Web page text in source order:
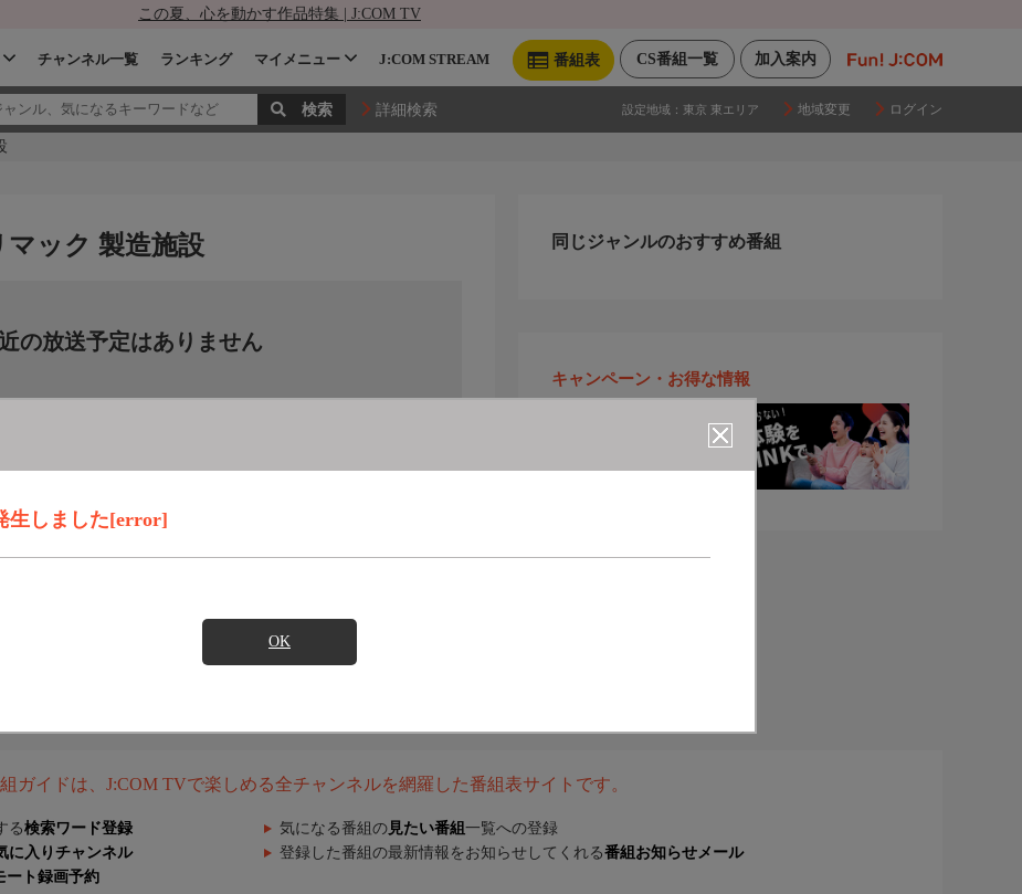
この夏、心を動かす作品特集 | J:COM TV
加入案内
CS番組一覧
番組表
チャンネル一覧 ランキング マイメニュー J:COM STREAM
詳細検索 設定地域： 東京 東エリア 地域変更 ログイン
生しました[error]
OK
ック 製造施設
の放送予定はありません
同じジャンルのおすすめ番組
キャンペーン・お得な情報
ガイドは、J:COM TVで楽しめる全チャンネルを網羅した番組表サイトです。
る検索ワード登録 気になる番組の 見たい番組 一覧への登録
に入りチャンネル 登録した番組の最新情報をお知らせしてくれる番組お知らせメール
ート録画予約